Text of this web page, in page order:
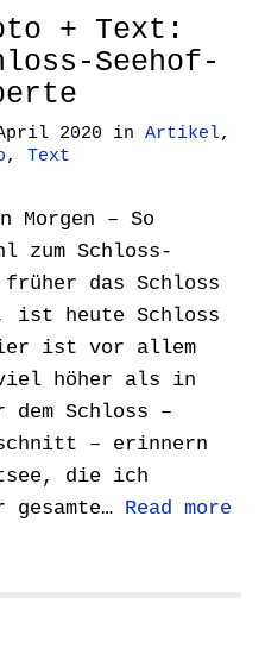
+ Text:
Seehof-
2020 in Artikel,
, Text
Morgen – So
zum Schloss-
früher das Schloss
ist heute Schloss
ist vor allem
viel höher als in
Schloss –
– erinnern
die ich
Read more